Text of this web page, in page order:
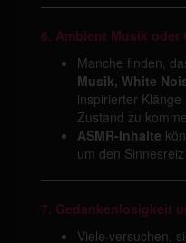
6. Ambient Musik oder
Manche finden,
Musik, White
inspirierter
Zustand zu
ASMR-Inhalte
um den
7. Gedankenlosigkeit
Viele versuchen,